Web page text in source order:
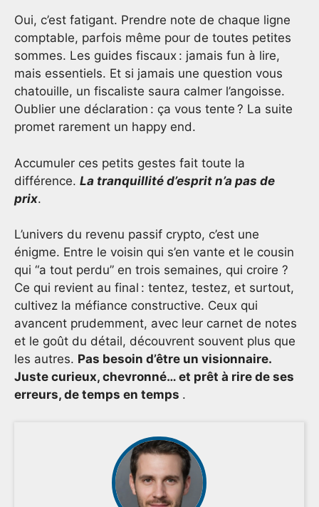
Oui, c’est fatigant. Prendre note de chaque ligne
comptable, parfois même pour de toutes petites
sommes. Les guides fiscaux : jamais fun à lire,
mais essentiels. Et si jamais une question vous
chatouille, un fiscaliste saura calmer l’angoisse.
Oublier une déclaration : ça vous tente ? La suite
promet rarement un happy end.
Accumuler ces petits gestes fait toute la
différence. La tranquillité d’esprit n’a pas de
prix.
L’univers du revenu passif crypto, c’est une
énigme. Entre le voisin qui s’en vante et le cousin
qui “a tout perdu” en trois semaines, qui croire ?
Ce qui revient au final : tentez, testez, et surtout,
cultivez la méfiance constructive. Ceux qui
avancent prudemment, avec leur carnet de notes
et le goût du détail, découvrent souvent plus que
les autres. Pas besoin d’être un visionnaire.
Juste curieux, chevronné… et prêt à rire de ses
erreurs, de temps en temps .